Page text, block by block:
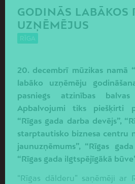
GODINĀS LABĀKOS
UZŅĒMĒJUS
RĪGA
20. decembrī mūzikas namā
labāko uzņēmēju
pasniegs atzinības balvas
Apbalvojumi tiks piešķirti
“Rīgas gada darba devējs”,
starptautisko biznesa centru
jaunuzņēmums”, “Rīgas
“Rīgas gada ilgtspējīgākā
“Rīgas dālderu” saņēmēji ar